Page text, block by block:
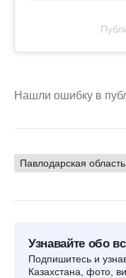
Нашли ошибку в
Павлодарская область
Узнавайте обо
Подпишитесь и
Казахстана, фото,